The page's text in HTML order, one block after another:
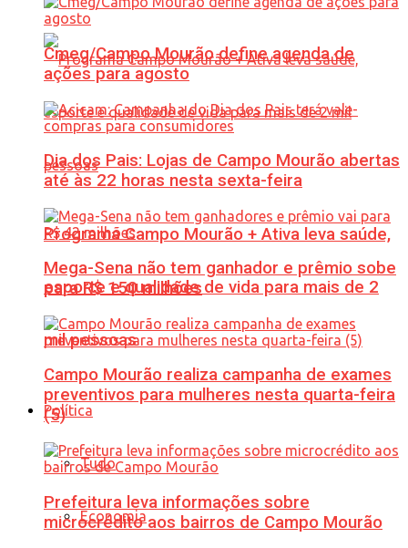
Programa Campo Mourão + Ativa leva saúde,
esporte e qualidade de vida para mais de 2
mil pessoas
Política
Tudo
Economia
Cmeg/Campo Mourão define agenda de
ações para agosto
Dia dos Pais: Lojas de Campo Mourão abertas
até às 22 horas nesta sexta-feira
Mega-Sena não tem ganhador e prêmio sobe
para R$ 150 milhões
Campo Mourão realiza campanha de exames
preventivos para mulheres nesta quarta-feira
(5)
Prefeitura leva informações sobre
microcrédito aos bairros de Campo Mourão